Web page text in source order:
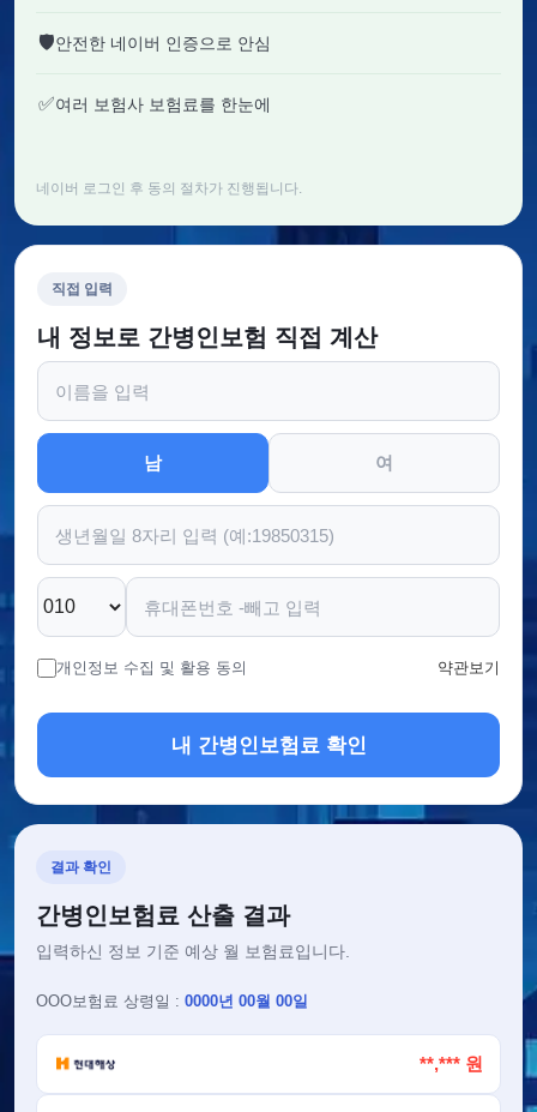
🛡안전한 네이버 인증으로 안심
✅여러 보험사 보험료를 한눈에
네이버 로그인 후 동의 절차가 진행됩니다.
직접 입력
내 정보로 간병인보험 직접 계산
남 여
개인정보 수집 및 활용 동의 약관보기
내 간병인보험료 확인
결과 확인
간병인보험료 산출 결과
입력하신 정보 기준 예상 월 보험료입니다.
OOO보험료 상령일 : 0000년 00월 00일
**,*** 원